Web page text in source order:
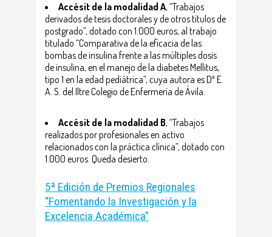
Accésit de la modalidad A, “Trabajos
derivados de tesis doctorales y de otros títulos de
postgrado”, dotado con 1.000 euros, al trabajo
titulado “Comparativa de la eficacia de las
bombas de insulina frente a las múltiples dosis
de insulina, en el manejo de la diabetes Mellitus,
tipo 1 en la edad pediátrica”, cuya autora es Dª E.
A. S. del Iltre Colegio de Enfermería de Ávila.
Accésit de la modalidad B, “Trabajos
realizados por profesionales en activo
relacionados con la práctica clínica”, dotado con
1.000 euros. Queda desierto.
5ª Edición de Premios Regionales
“Fomentando la Investigación y la
Excelencia Académica”